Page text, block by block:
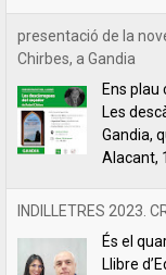
INDILLETRES 2023.
És el
Llibre
per
Filipa Leal recita el
RTP2 de Portugal
La poeta Filipa Leal,
lusitana actual, va